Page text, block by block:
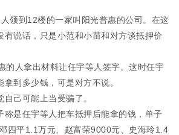
到12楼的一家叫阳光普惠的公司。在这
有说话，只是小范和小苗和对方谈抵押价
人拿出材料让任宇等人签字。这时任宇
到多少钱，可是对方不说。
己可能上当受骗了。
是任宇等人把车抵押后能拿的钱，单子
四平1.1万元、赵富荣9000元、史海玲1.4